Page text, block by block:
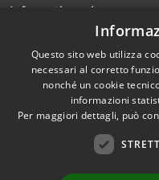
Informativa privacy
Dichiarazione di
Questo sito web utilizza
necessari al corretto
nonché un cookie
informazioni
Per maggiori dettagli, può